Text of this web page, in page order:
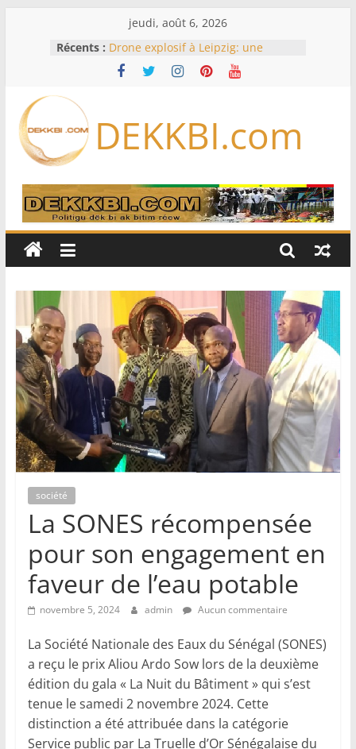
jeudi, août 6, 2026
Récents : Drone explosif à Leipzig: une
menace susceptible d’impliquer
«des puissances étrangères», selon
records dans l’espoir d’un accord
Disney s’associe à TikTok pour tirer
France – Algérie: l’affaire Mehdi
Laribi relance la coopération
policière contre le narcotrafic
Cameroun: pourquoi un
l’armée alors que Paul Biya est hors
DEKKBI.com
société
La SONES récompensée
pour son engagement en
faveur de l’eau potable
novembre 5, 2024 admin Aucun commentaire
La Société Nationale des Eaux du Sénégal (SONES)
a reçu le prix Aliou Ardo Sow lors de la deuxième
édition du gala « La Nuit du Bâtiment » qui s’est
tenue le samedi 2 novembre 2024. Cette
distinction a été attribuée dans la catégorie
Service public par La Truelle d’Or Sénégalaise du